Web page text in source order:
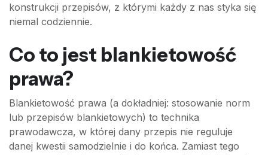
konstrukcji przepisów, z którymi każdy z nas styka się
niemal codziennie.
Co to jest blankietowość
prawa?
Blankietowość prawa (a dokładniej: stosowanie norm
lub przepisów blankietowych) to technika
prawodawcza, w której dany przepis nie reguluje
danej kwestii samodzielnie i do końca. Zamiast tego